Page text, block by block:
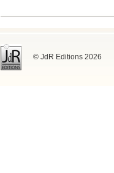
© JdR Editions 2026